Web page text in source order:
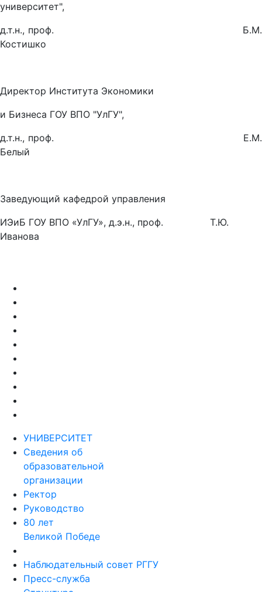
университет",
д.т.н., проф. Б.М.
Костишко
Директор Института Экономики
и Бизнеса ГОУ ВПО "УлГУ",
д.т.н., проф. Е.М.
Белый
Заведующий кафедрой управления
ИЭиБ ГОУ ВПО «УлГУ», д.э.н., проф. Т.Ю.
Иванова
УНИВЕРСИТЕТ
Сведения об
образовательной
организации
Ректор
Руководство
80 лет
Великой Победе
Наблюдательный совет РГГУ
Пресс-служба